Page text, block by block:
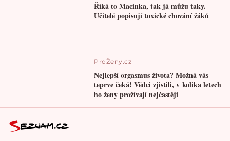
Říká to Macinka, tak já můžu taky.
Učitelé popisují toxické chování žáků
ProŽeny.cz
Nejlepší orgasmus života? Možná vás
teprve čeká! Vědci zjistili, v kolika letech
ho ženy prožívají nejčastěji